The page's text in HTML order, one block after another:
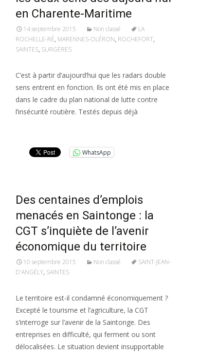
en Charente-Maritime
14 septembre 2015 Non classé
LA
ROCHELLE-RÉ, MARENNES-OLÉRON, ROCHEFORT,
SAINTES, SURGÈRES
C’est à partir d’aujourd’hui que les radars double
sens entrent en fonction. Ils ont été mis en place
dans le cadre du plan national de lutte contre
l’insécurité routière. Testés depuis déjà
WhatsApp
Des centaines d’emplois
menacés en Saintonge : la
CGT s’inquiète de l’avenir
économique du territoire
10 septembre 2015 Non classé
SAINT-JEAN-
D'ANGÉLY, SAINTES
Le territoire est-il condamné économiquement ?
Excepté le tourisme et l’agriculture, la CGT
s’interroge sur l’avenir de la Saintonge. Des
entreprises en difficulté, qui ferment ou sont
délocalisées. Le situation devient insupportable